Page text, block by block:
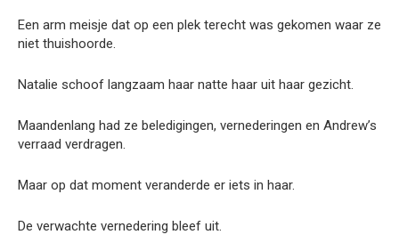
Een arm meisje dat op een plek terecht was gekomen waar ze
niet thuishoorde.
Natalie schoof langzaam haar natte haar uit haar gezicht.
Maandenlang had ze beledigingen, vernederingen en Andrew’s
verraad verdragen.
Maar op dat moment veranderde er iets in haar.
De verwachte vernedering bleef uit.